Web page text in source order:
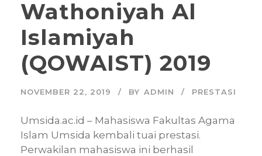
Wathoniyah Al
Islamiyah
(QOWAIST) 2019
NOVEMBER 22, 2019 BY ADMIN PRESTASI
Umsida.ac.id – Mahasiswa Fakultas Agama
Islam Umsida kembali tuai prestasi.
Perwakilan mahasiswa ini berhasil